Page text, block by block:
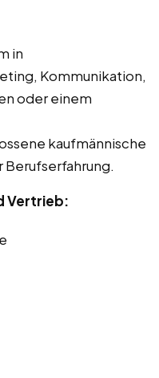
in
Kommunikation,
oder einem
kaufmännische
Vertrieb: